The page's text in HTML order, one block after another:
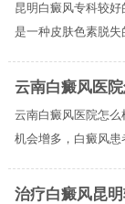
昆明白癜风专科较
是一种皮肤色素脱失
云南白癜风医
云南白癜风医院怎
机会增多，白癜风患
治疗白癜风昆